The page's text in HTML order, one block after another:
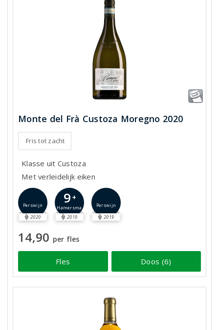
Monte del Frà Custoza Moregno 2020
Fris tot zacht
Klasse uit Custoza
Met verleidelijk eiken
Perswijn
2020
9 +
Hamersma
2019
Perswijn
2019
14,90 per fles
Fles Doos (6)